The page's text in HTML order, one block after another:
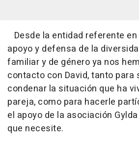
Desde la entidad referente en
apoyo y defensa de la
familiar y de género ya nos
contacto con David, tanto para
condenar la situación que ha
pareja, como para hacerle
el apoyo de la asociación
que necesite.